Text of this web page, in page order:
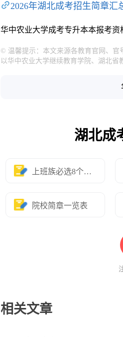
2026年湖北成考招生简章汇
华中农业大学成考专升本本报考资
© 温馨提示：本文来源各教育官网、官
以华中农业大学继续教育学院、湖北省
湖北成
上班族必选8个专业
院校简章一览表
相关文章